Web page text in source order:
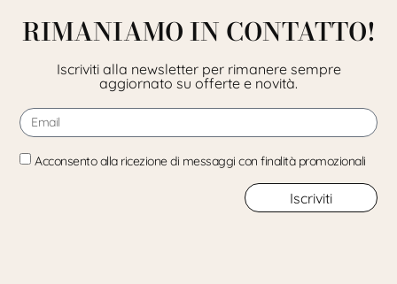
RIMANIAMO IN CONTATTO!
Iscriviti alla newsletter per rimanere sempre
aggiornato su offerte e novità.
Acconsento alla ricezione di messaggi con finalità promozionali
Iscriviti